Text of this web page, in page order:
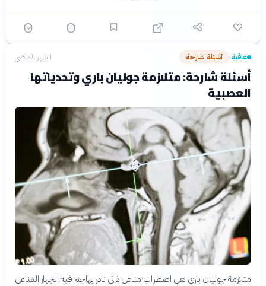
عافية› أسئلة شارحة الشهر الماضي
أسئلة شارحة: متلازمة جوليان باري وتحدياتها
العصبية
متلازمة جوليان باري هي اضطراب مناعي ذاتي نادر يهاجم فيه الجهاز المناعي